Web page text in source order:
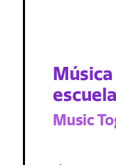
escuela
Music